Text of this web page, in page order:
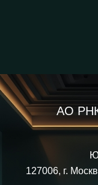
АО
127006, г.